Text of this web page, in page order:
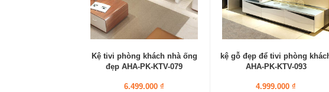
Kệ tivi phòng khách nhà ống
đẹp AHA-PK-KTV-079
6.499.000 ₫
kệ gỗ đẹp để tivi phòng
AHA-PK-KTV-093
4.999.000 ₫